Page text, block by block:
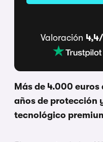
Valoración
Más de 4.000
años de protección
tecnológico